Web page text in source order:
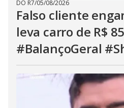
DO R7/05/08/2026
Falso cliente
leva carro de R$
#BalançoGeral